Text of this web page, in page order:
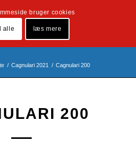
/ Cagnulari 2021 / Cagnulari 200
200
bruger cookies
alle læs mere